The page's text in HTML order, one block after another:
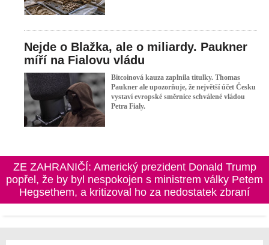
Nejde o Blažka, ale o miliardy. Paukner
míří na Fialovu vládu
Bitcoinová kauza zaplnila titulky. Thomas
Paukner ale upozorňuje, že největší účet Česku
vystaví evropské směrnice schválené vládou
Petra Fialy.
ZE ZAHRANIČÍ: Tři sunnitské muslimské země,
Saúdská Arábie, Turecko a Pákistán oznámily, že v
pátek v Džiddě podepíší obrannou dohodu